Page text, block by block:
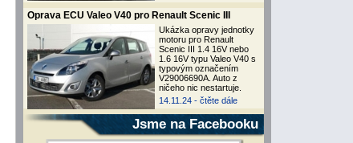
Oprava ECU Valeo V40 pro Renault Scenic III
Ukázka opravy jednotky
motoru pro Renault
Scenic III 1.4 16V nebo
1.6 16V typu Valeo V40 s
typovým označením
V29006690A. Auto z
ničeho nic nestartuje.
14.11.24 - čtěte dále
Jsme na Facebooku